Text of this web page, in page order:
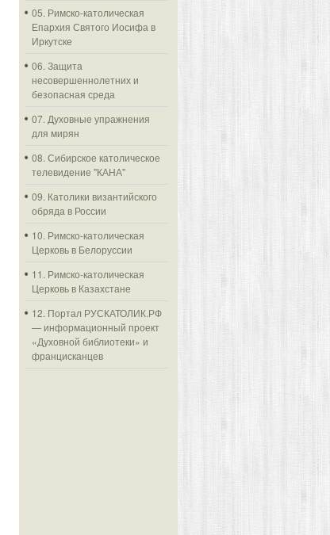
05. Римско-католическая
Епархия Святого Иосифа в
Иркутске
06. Защита
несовершеннолетних и
безопасная среда
07. Духовные упражнения
для мирян
08. Сибирское католическое
телевидение "КАНА"
09. Католики византийского
обряда в России
10. Римско-католическая
Церковь в Белоруссии
11. Римско-католическая
Церковь в Казахстане
12. Портал РУСКАТОЛИК.РФ
— информационный проект
«Духовной библиотеки» и
францисканцев